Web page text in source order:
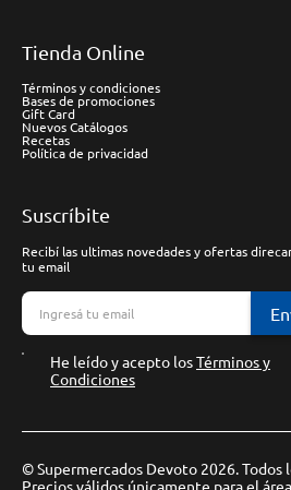
Tienda Online
Términos y condiciones
Bases de promociones
Gift Card
Nuevos Catálogos
Recetas
Política de privacidad
Suscríbite
Recibí las ultimas novedades y ofertas
tu email
He leído y acepto losTérminos y
Condiciones
© Supermercados Devoto 2026. Todos
Precios válidos únicamente para el